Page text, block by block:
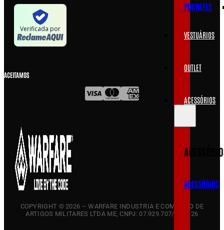
POCHETES
VESTUÁRIOS
OUTLET
ACESSÓRIOS
ACESSÓRIOS
Verificada por
ACEITAMOS
COPYRIGHT © 2026 – WARFARE INDUSTRIA E COMERCIO DE
ARTIGOS MILITARES LTDA ME, CNPJ: 07.929.707/0001-26